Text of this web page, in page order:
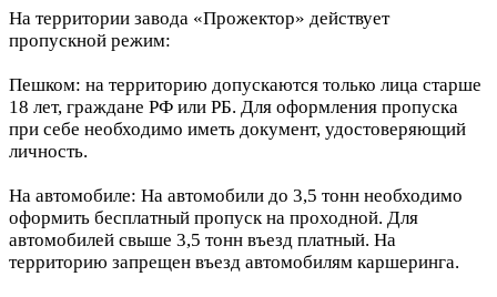
На территории завода «Прожектор» действует
пропускной режим:
Пешком: на территорию допускаются только лица старше
18 лет, граждане РФ или РБ. Для оформления пропуска
при себе необходимо иметь документ, удостоверяющий
личность.
На автомобиле: На автомобили до 3,5 тонн необходимо
оформить бесплатный пропуск на проходной. Для
автомобилей свыше 3,5 тонн въезд платный. На
территорию запрещен въезд автомобилям каршеринга.